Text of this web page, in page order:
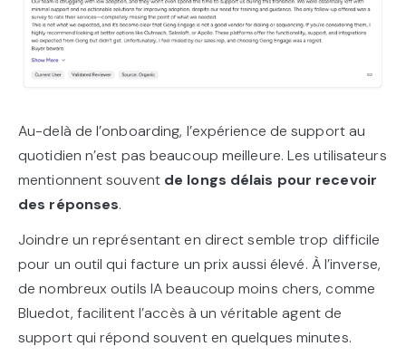
Au-delà de l’onboarding, l’expérience de support au
quotidien n’est pas beaucoup meilleure. Les utilisateurs
mentionnent souvent de longs délais pour recevoir
des réponses.
Joindre un représentant en direct semble trop difficile
pour un outil qui facture un prix aussi élevé. À l’inverse,
de nombreux outils IA beaucoup moins chers, comme
Bluedot, facilitent l’accès à un véritable agent de
support qui répond souvent en quelques minutes.